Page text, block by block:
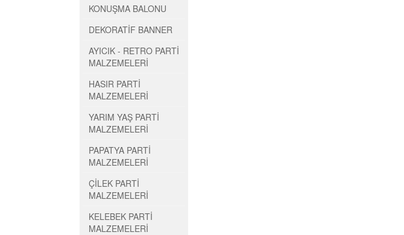
KONUŞMA BALONU
DEKORATİF BANNER
AYICIK - RETRO PARTİ
MALZEMELERİ
HASIR PARTİ
MALZEMELERİ
YARIM YAŞ PARTİ
MALZEMELERİ
PAPATYA PARTİ
MALZEMELERİ
ÇİLEK PARTİ
MALZEMELERİ
KELEBEK PARTİ
MALZEMELERİ